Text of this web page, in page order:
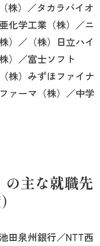
株）／タカラバイオ
化学工業（株）／ニ
）／（株）日立ハイ
）／富士ソフト
株）みずほファイナ
ァーマ（株）／中学
主な就職先
田泉州銀行／NTT西